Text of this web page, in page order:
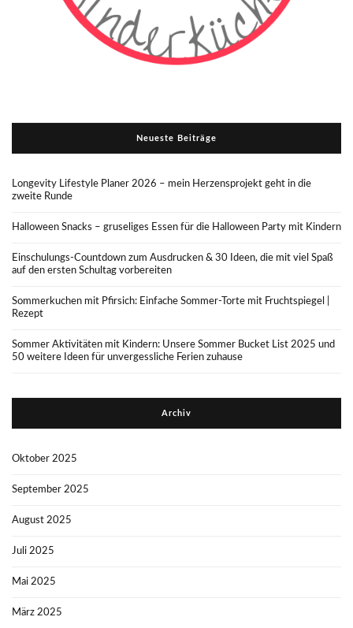
Neueste Beiträge
Longevity Lifestyle Planer 2026 – mein Herzensprojekt geht in die
zweite Runde
Halloween Snacks – gruseliges Essen für die Halloween Party mit Kindern
Einschulungs-Countdown zum Ausdrucken & 30 Ideen, die mit viel Spaß
auf den ersten Schultag vorbereiten
Sommerkuchen mit Pfirsich: Einfache Sommer-Torte mit Fruchtspiegel |
Rezept
Sommer Aktivitäten mit Kindern: Unsere Sommer Bucket List 2025 und
50 weitere Ideen für unvergessliche Ferien zuhause
Archiv
Oktober 2025
September 2025
August 2025
Juli 2025
Mai 2025
März 2025